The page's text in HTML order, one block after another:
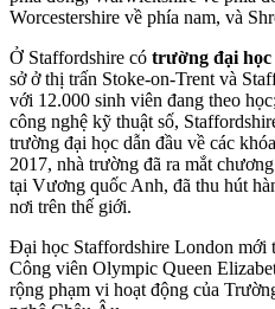
Worcestershire về phía nam, và
Ở Staffordshire có trường đại
sở ở thị trấn Stoke-on-Trent và
với 12.000 sinh viên đang theo
công nghệ kỹ thuật số,
trường đại học dẫn đầu về các
2017, nhà trường đã ra mắt
tại Vương quốc Anh, đã thu hút
nơi trên thế giới.
Đại học Staffordshire London mới
Công viên Olympic Queen
rộng phạm vi hoạt động của